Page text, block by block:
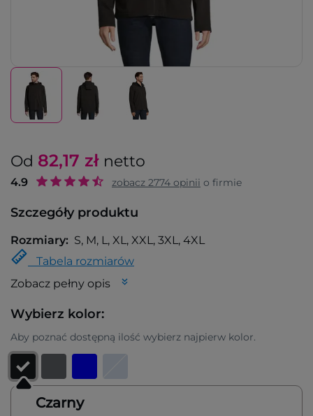
Od 82,17 zł netto
4.9 zobacz 2774 opinii o firmie
Szczegóły produktu
Rozmiary: S, M, L, XL, XXL, 3XL, 4XL
Tabela rozmiarów
Zobacz pełny opis
Wybierz kolor:
Aby poznać dostępną ilość wybierz najpierw kolor.
Czarny